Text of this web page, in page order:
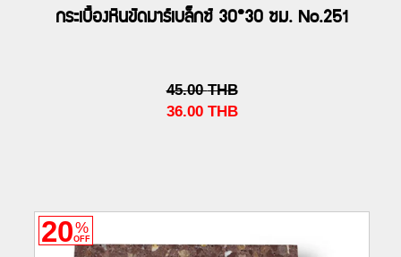
กระเบื้องหินขัดมาร์เบล็กซ์ 30*30 ซม. No.251
45.00 THB
36.00 THB
20%
OFF